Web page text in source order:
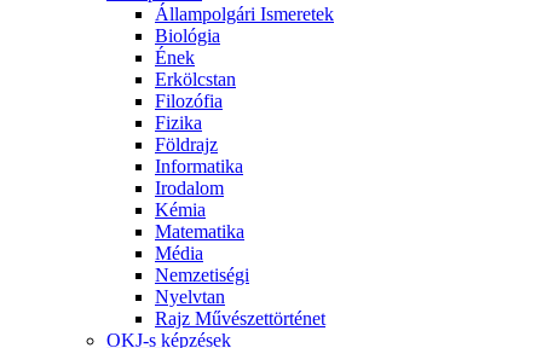
Állampolgári Ismeretek
Biológia
Ének
Erkölcstan
Filozófia
Fizika
Földrajz
Informatika
Irodalom
Kémia
Matematika
Média
Nemzetiségi
Nyelvtan
Rajz Művészettörténet
OKJ-s képzések